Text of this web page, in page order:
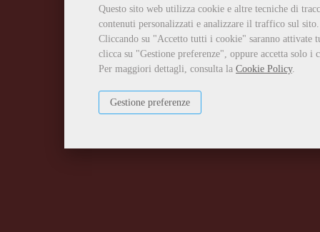
Questo sito web utilizza cookie e altre tecniche di
contenuti personalizzati e analizzare il traffico sul sito.
Cliccando su "Accetto tutti i cookie" saranno attivate
clicca su "Gestione preferenze", oppure accetta solo
Per maggiori dettagli, consulta la Cookie Policy.
Gestione preferenze